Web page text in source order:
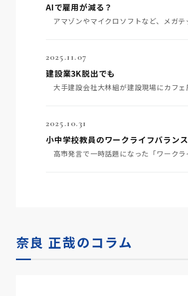
AIで雇用が減る？
2025.11.07
建設業3K脱出でも
2025.10.31
小中学校教員のワークライフバランス
奈良 正哉のコラム